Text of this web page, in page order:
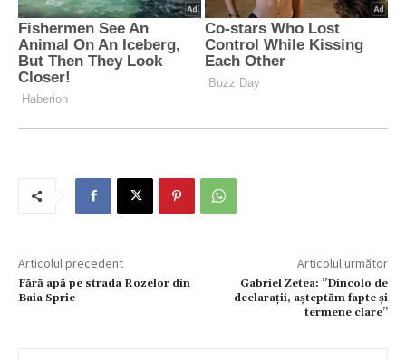
Articolul precedent
Fără apă pe strada Rozelor din
Baia Sprie
Articolul următor
Gabriel Zetea: ”Dincolo de
declarații, așteptăm fapte și
termene clare”